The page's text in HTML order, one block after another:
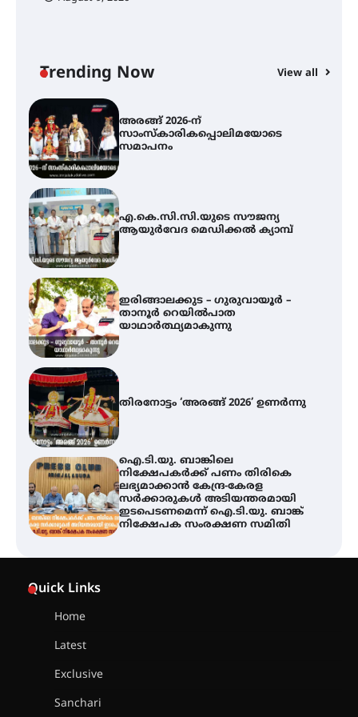
Trending Now View all
യൂത്ത് കോൺഗ്രസ്
അരങ്ങ് 2026-ന്
സാംസ്കാരികപ്പൊലിമയോടെ
സമാപനം
എ.കെ.സി.സി.യുടെ സൗജന്യ
ആയുർവേദ മെഡിക്കൽ ക്യാമ്പ്
ഇരിങ്ങാലക്കുട – ഗുരുവായൂർ –
താനൂർ റെയിൽപാത
യാഥാർത്ഥ്യമാകുന്നു
തിരനോട്ടം ‘അരങ്ങ് 2026’ ഉണർന്നു
ഐ.ടി.യു. ബാങ്കിലെ
നിക്ഷേപകർക്ക് പണം തിരികെ
ലഭ്യമാക്കാൻ കേന്ദ്ര-കേരള
സർക്കാരുകൾ അടിയന്തരമായി
ഇടപെടണമെന്ന് ഐ.ടി.യു. ബാങ്ക്
നിക്ഷേപക സംരക്ഷണ സമിതി
Quick Links
Home
Latest
Exclusive
Sanchari